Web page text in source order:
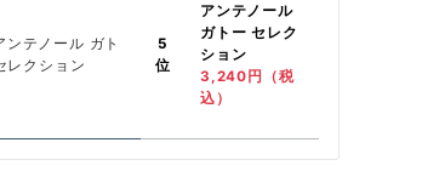
5
位
アンテノール
ガトー セレク
ション
3,240円（税
込）